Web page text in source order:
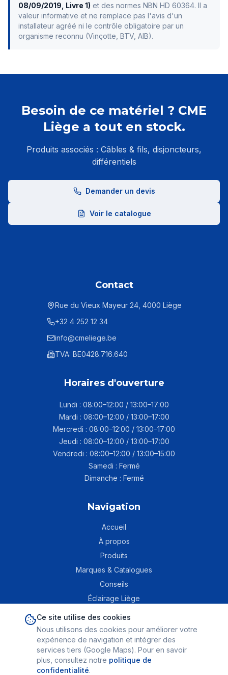
08/09/2019, Livre 1) et des normes NBN HD 60364. Il a
valeur informative et ne remplace pas l'avis d'un
installateur agréé ni le contrôle obligatoire par un
organisme reconnu (Vinçotte, BTV, AIB).
Besoin de ce matériel ? CME
Liège a tout en stock.
Produits associés : Câbles & fils, disjoncteurs,
différentiels
Demander un devis
Voir le catalogue
Contact
Rue du Vieux Mayeur 24, 4000 Liège
+32 4 252 12 34
info@cmeliege.be
TVA: BE0428.716.640
Horaires d'ouverture
Lundi : 08:00–12:00 / 13:00–17:00
Mardi : 08:00–12:00 / 13:00–17:00
Mercredi : 08:00–12:00 / 13:00–17:00
Jeudi : 08:00–12:00 / 13:00–17:00
Vendredi : 08:00–12:00 / 13:00–15:00
Samedi : Fermé
Dimanche : Fermé
Navigation
Accueil
À propos
Produits
Marques & Catalogues
Conseils
Éclairage Liège
Contact
Mentions légales |Politique de confidentialité|Conditions générales
2026CME — Comptoir de Matériel Électrique SA. Tous droits
Ce site utilise des cookies
Nous utilisons des cookies pour améliorer votre
expérience de navigation et intégrer des
services tiers (Google Maps). Pour en savoir
plus, consultez notre politique de
confidentialité.